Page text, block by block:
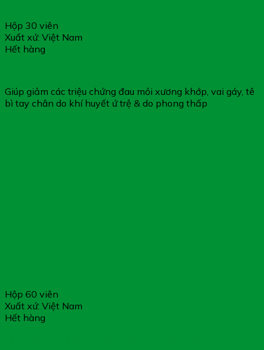
Hộp 30 viên
Xuất xứ: Việt Nam
Hết hàng
Giúp giảm các triệu chứng đau mỏi xương khớp, vai gáy, tê
bì tay chân do khí huyết ứ trệ & do phong thấp
Hộp 60 viên
Xuất xứ: Việt Nam
Hết hàng